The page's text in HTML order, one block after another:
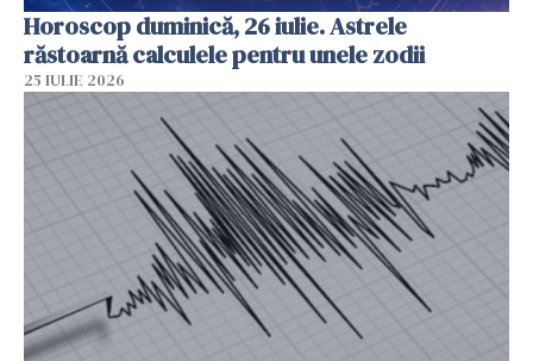
Horoscop duminică, 26 iulie. Astrele
răstoarnă calculele pentru unele zodii
25 IULIE 2026